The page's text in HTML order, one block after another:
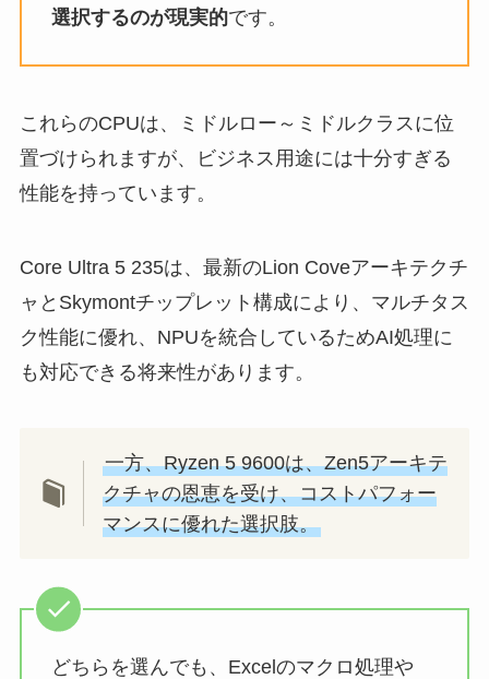
選択するのが現実的です。
これらのCPUは、ミドルロー～ミドルクラスに位
置づけられますが、ビジネス用途には十分すぎる
性能を持っています。
Core Ultra 5 235は、最新のLion Coveアーキテクチ
ャとSkymontチップレット構成により、マルチタス
ク性能に優れ、NPUを統合しているためAI処理に
も対応できる将来性があります。
一方、Ryzen 5 9600は、Zen5アーキテ
クチャの恩恵を受け、コストパフォー
マンスに優れた選択肢。
どちらを選んでも、Excelのマクロ処理や